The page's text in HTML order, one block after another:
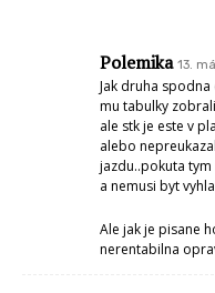
Polemika 13.
Jak druha
mu tabulky
ale stk je este v
alebo
jazdu..pokuta
a nemusi byt
Ale jak je pisane
nerentabilna